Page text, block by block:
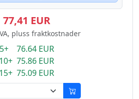
77,41 EUR
pluss fraktkostnader
5+ 76.64 EUR
10+ 75.86 EUR
15+ 75.09 EUR